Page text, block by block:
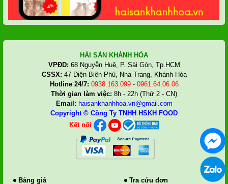
HẢI SẢN KHÁNH HÒA
VPĐD: 68 Nguyễn Huệ, P. Sài Gòn, Tp.HCM
CSSX: 47 Điện Biên Phủ, Nha Trang, Khánh Hòa
Hotline 24/7: 0938.163.099- 0961.64.06.06
Thời gian làm việc: 8h - 22h (Thứ 2 - CN)
Email: haisankhanhhoa.vn@gmail.com
Copyright © Công Ty TNHH HSKH FOOD
Kết nối
Bảng giá Tra cứu đơn